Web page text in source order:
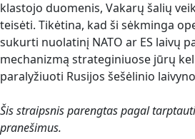
klastojo duomenis, Vakarų šalių
teisėti. Tikėtina, kad ši sėkminga
sukurti nuolatinį NATO ar ES laivų
mechanizmą strateginiuose jūrų
paralyžiuoti Rusijos šešėlinio
Šis straipsnis parengtas pagal
pranešimus.